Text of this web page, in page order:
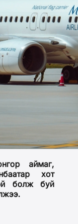
аймаг,
хот
болж буй